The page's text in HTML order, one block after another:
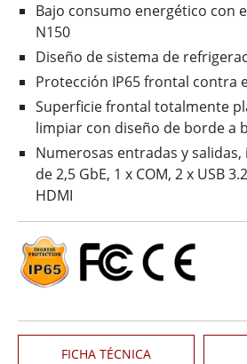
Bajo consumo energético con
N150
Diseño de sistema de
Protección IP65 frontal contra
Superficie frontal totalmente
limpiar con diseño de borde a
Numerosas entradas y salidas,
de 2,5 GbE, 1 x COM, 2 x USB
HDMI
FICHA TÉCNICA